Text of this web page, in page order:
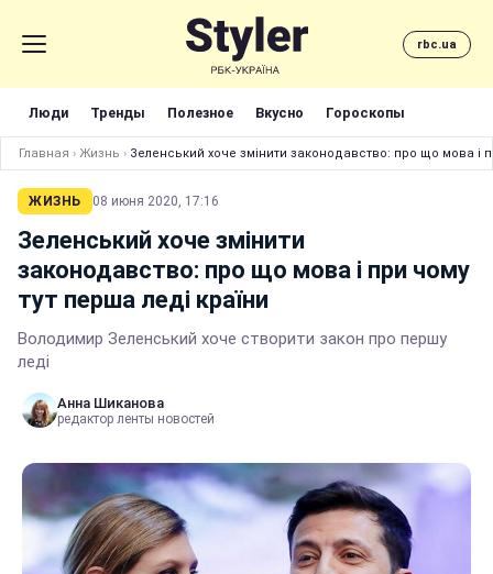
rbc.ua
Люди Тренды Полезное Вкусно Гороскопы
Главная › Жизнь › Зеленський хоче змінити законодавство: про що мова і
ЖИЗНЬ 08 июня 2020, 17:16
Зеленський хоче змінити
законодавство: про що мова і при чому
тут перша леді країни
Володимир Зеленський хоче створити закон про першу
леді
Анна Шиканова
редактор ленты новостей